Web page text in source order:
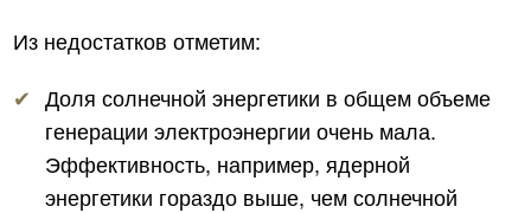
Из недостатков отметим:
Доля солнечной энергетики в общем объеме
генерации электроэнергии очень мала.
Эффективность, например, ядерной
энергетики гораздо выше, чем солнечной